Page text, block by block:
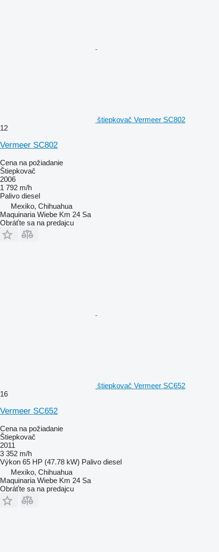
štiepkovač Vermeer SC802
12
Vermeer SC802
Cena na požiadanie
Štiepkovač
2006
1 792 m/h
Palivo diesel
Mexiko, Chihuahua
Maquinaria Wiebe Km 24 Sa
Obráťte sa na predajcu
štiepkovač Vermeer SC652
16
Vermeer SC652
Cena na požiadanie
Štiepkovač
2011
3 352 m/h
Výkon 65 HP (47.78 kW) Palivo diesel
Mexiko, Chihuahua
Maquinaria Wiebe Km 24 Sa
Obráťte sa na predajcu